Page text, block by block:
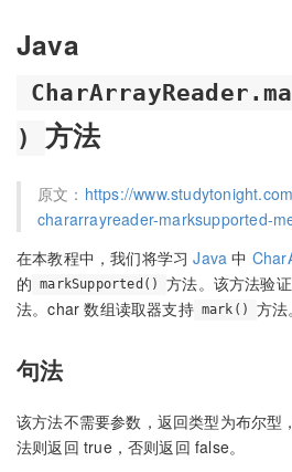
Java
)
方法
原文： https://
chararrayreader-marksupported-
在本教程中，我们将学习Java 中
的 markSupported() 方法。该方法验
法。char 数组读取器支持 mark() 方法。
句法
该方法不需要参数，返回类型为布尔型
法则返回 true，否则返回 false。